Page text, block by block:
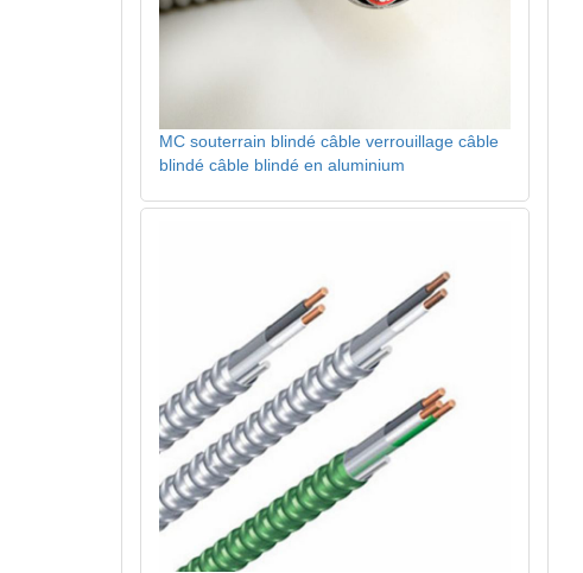
MC souterrain blindé câble verrouillage câble
blindé câble blindé en aluminium